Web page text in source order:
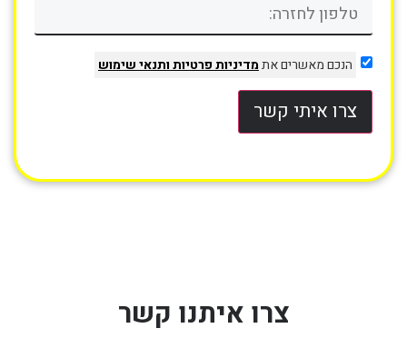
הנכם מאשרים אתמדיניות פרטיותותנאי שימוש
צרו איתי קשר
צרו איתנו קשר